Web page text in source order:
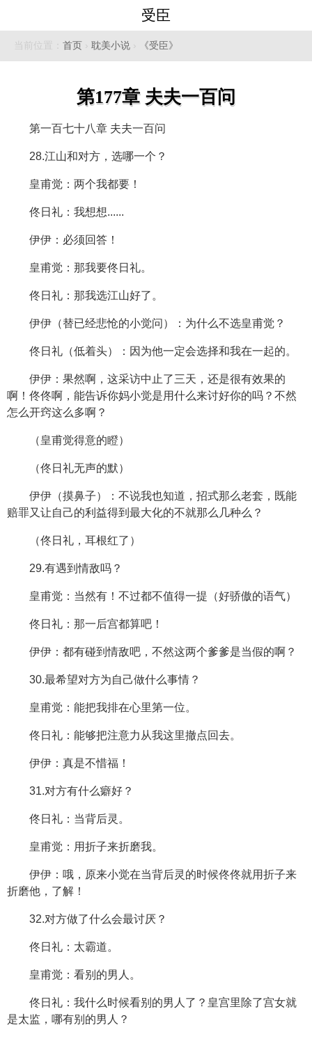
受臣
当前位置： 首页 › 耽美小说 › 《受臣》
第177章 夫夫一百问
第一百七十八章 夫夫一百问
28.江山和对方，选哪一个？
皇甫觉：两个我都要！
佟日礼：我想想......
伊伊：必须回答！
皇甫觉：那我要佟日礼。
佟日礼：那我选江山好了。
伊伊（替已经悲怆的小觉问）：为什么不选皇甫觉？
佟日礼（低着头）：因为他一定会选择和我在一起的。
伊伊：果然啊，这采访中止了三天，还是很有效果的
啊！佟佟啊，能告诉你妈小觉是用什么来讨好你的吗？不然
怎么开窍这么多啊？
（皇甫觉得意的瞪）
（佟日礼无声的默）
伊伊（摸鼻子）：不说我也知道，招式那么老套，既能
赔罪又让自己的利益得到最大化的不就那么几种么？
（佟日礼，耳根红了）
29.有遇到情敌吗？
皇甫觉：当然有！不过都不值得一提（好骄傲的语气）
佟日礼：那一后宫都算吧！
伊伊：都有碰到情敌吧，不然这两个爹爹是当假的啊？
30.最希望对方为自己做什么事情？
皇甫觉：能把我排在心里第一位。
佟日礼：能够把注意力从我这里撤点回去。
伊伊：真是不惜福！
31.对方有什么癖好？
佟日礼：当背后灵。
皇甫觉：用折子来折磨我。
伊伊：哦，原来小觉在当背后灵的时候佟佟就用折子来
折磨他，了解！
32.对方做了什么会最讨厌？
佟日礼：太霸道。
皇甫觉：看别的男人。
佟日礼：我什么时候看别的男人了？皇宫里除了宫女就
是太监，哪有别的男人？